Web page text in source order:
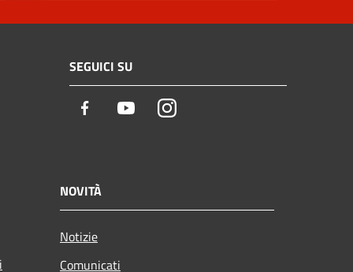
SEGUICI SU
Facebook YoutubeInstagram
NOVITÀ
Notizie
Comunicati